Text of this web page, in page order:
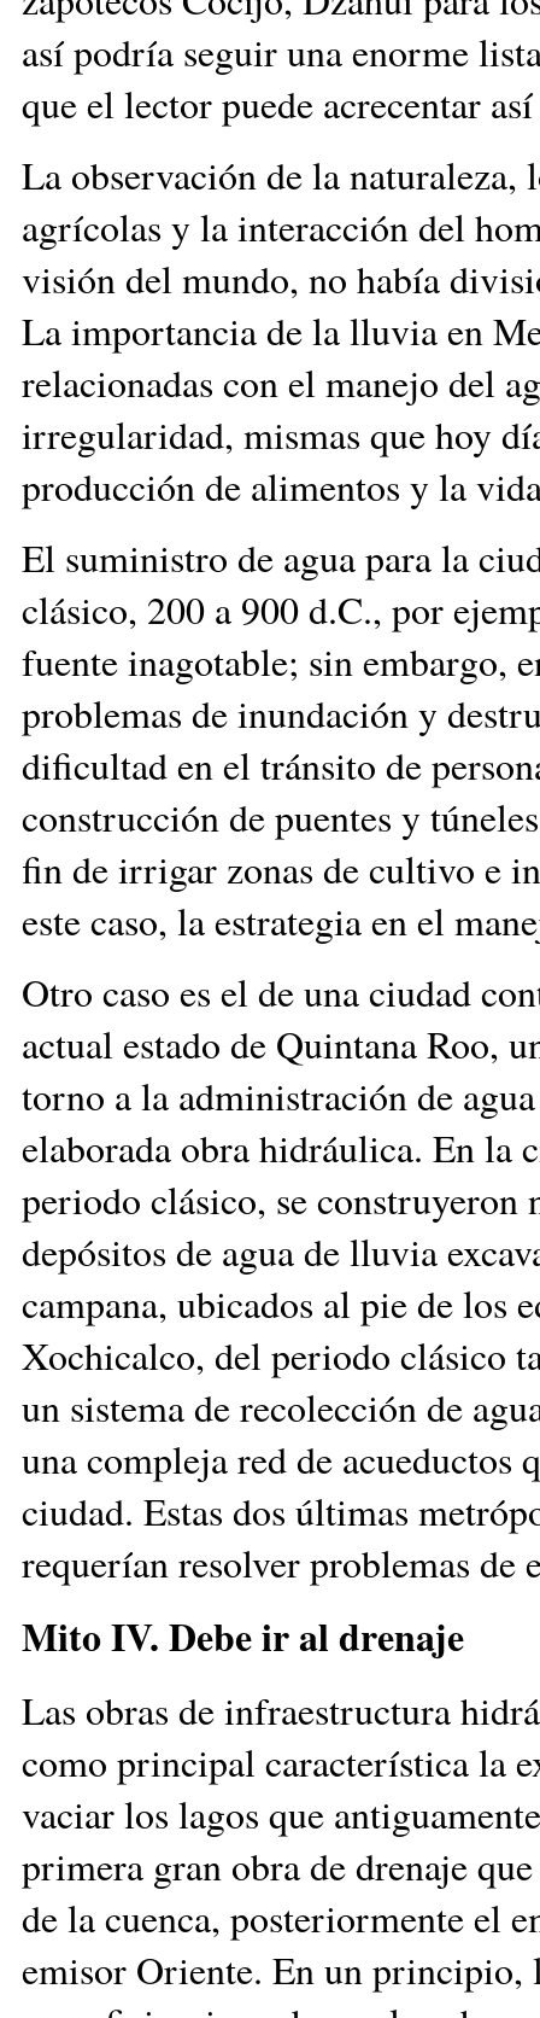
así podría seguir una enorme
que el lector puede acrecentar
La observación de la
agrícolas y la interacción del
visión del mundo, no había
La importancia de la lluvia en
relacionadas con el manejo del
irregularidad, mismas que hoy
producción de alimentos y la
El suministro de agua para la
clásico, 200 a 900 d.C., por
fuente inagotable; sin embargo,
problemas de inundación y
dificultad en el tránsito de
construcción de puentes y
fin de irrigar zonas de cultivo e
este caso, la estrategia en el
Otro caso es el de una ciudad
actual estado de Quintana Roo,
torno a la administración de
elaborada obra hidráulica. En la
periodo clásico, se construyeron
depósitos de agua de lluvia
campana, ubicados al pie de los
Xochicalco, del periodo clásico
un sistema de recolección de
una compleja red de acueductos
ciudad. Estas dos últimas
requerían resolver problemas de
Mito IV. Debe ir al drenaje
Las obras de infraestructura
como principal característica la
vaciar los lagos que
primera gran obra de drenaje
de la cuenca, posteriormente el
emisor Oriente. En un principio,